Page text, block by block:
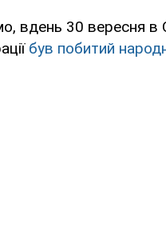
вдень 30 вересня в
був побитий